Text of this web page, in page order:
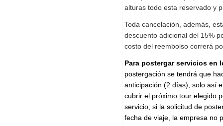
alturas todo esta reservado y
Toda cancelación, además,
descuento adicional del 15%
costo del reembolso correrá
Para postergar servicios en
postergación se tendrá que
anticipación (2 días), solo así
cubrir el próximo tour elegido
servicio; si la solicitud de
fecha de viaje, la empresa no